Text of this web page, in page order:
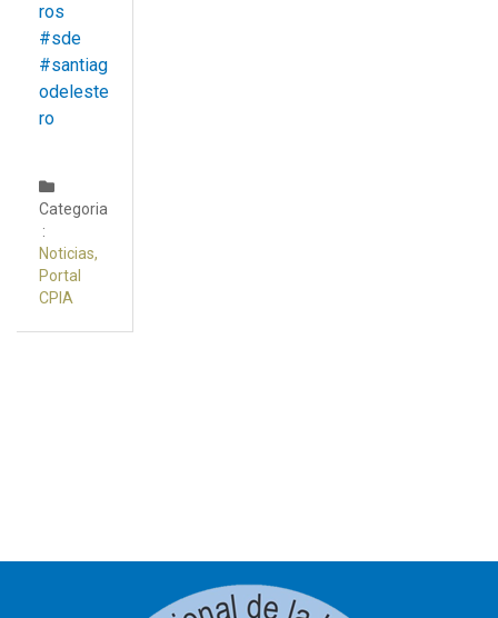
ros
#sde
#santiag
odeleste
ro
Categoria
:
Noticias,
Portal
CPIA